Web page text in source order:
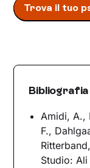
Trova il tuo
Bibliografia
Amidi, A.,
F.,
Studio: